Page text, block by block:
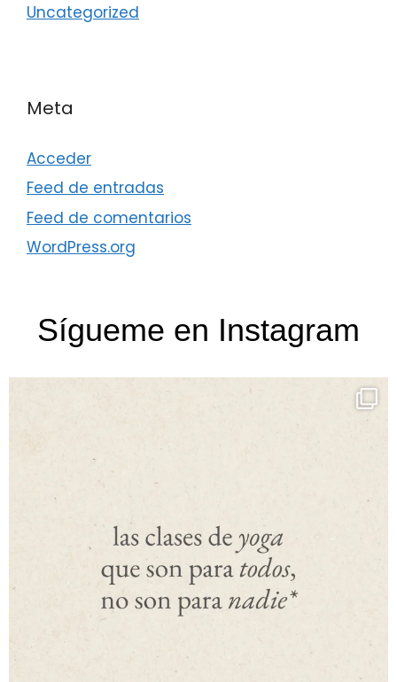
Uncategorized
Meta
Acceder
Feed de entradas
Feed de comentarios
WordPress.org
Sígueme en Instagram